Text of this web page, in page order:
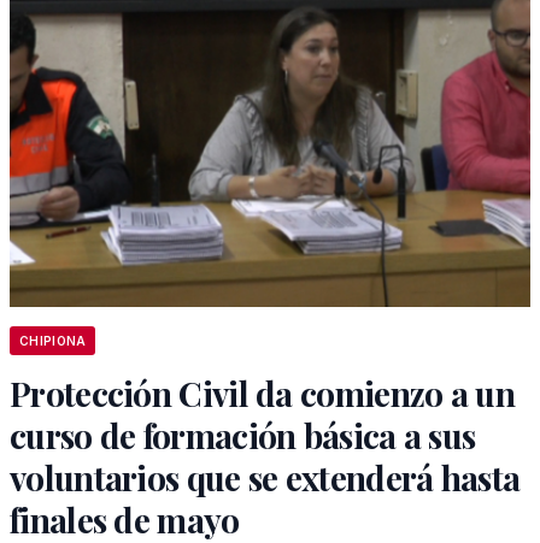
CHIPIONA
Protección Civil da comienzo a un
curso de formación básica a sus
voluntarios que se extenderá hasta
finales de mayo